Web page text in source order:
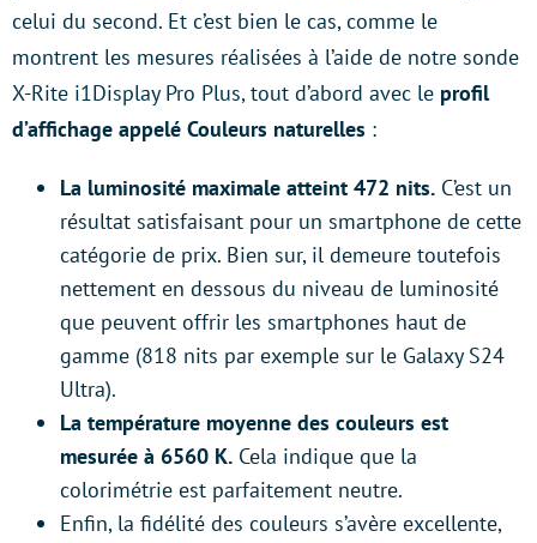
celui du second. Et c’est bien le cas, comme le
montrent les mesures réalisées à l’aide de notre sonde
X-Rite i1Display Pro Plus, tout d’abord avec le profil
d’affichage appelé Couleurs naturelles :
La luminosité maximale atteint 472 nits. C’est un
résultat satisfaisant pour un smartphone de cette
catégorie de prix. Bien sur, il demeure toutefois
nettement en dessous du niveau de luminosité
que peuvent offrir les smartphones haut de
gamme (818 nits par exemple sur le Galaxy S24
Ultra).
La température moyenne des couleurs est
mesurée à 6560 K. Cela indique que la
colorimétrie est parfaitement neutre.
Enfin, la fidélité des couleurs s’avère excellente,